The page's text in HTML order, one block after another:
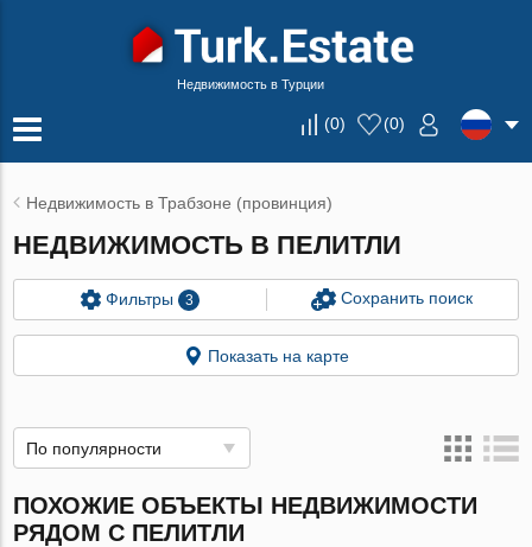
Недвижимость в Турции
(0) (0)
Недвижимость в Трабзоне (провинция)
НЕДВИЖИМОСТЬ В ПЕЛИТЛИ
Фильтры 3 Сохранить поиск
Показать на карте
По популярности
ПОХОЖИЕ ОБЪЕКТЫ НЕДВИЖИМОСТИ
РЯДОМ С ПЕЛИТЛИ